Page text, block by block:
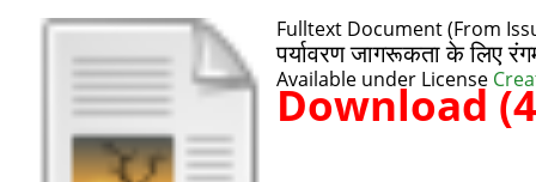
Fulltext Document (From
पर्यावरण जागरूकता के लिए
Available under License
Download